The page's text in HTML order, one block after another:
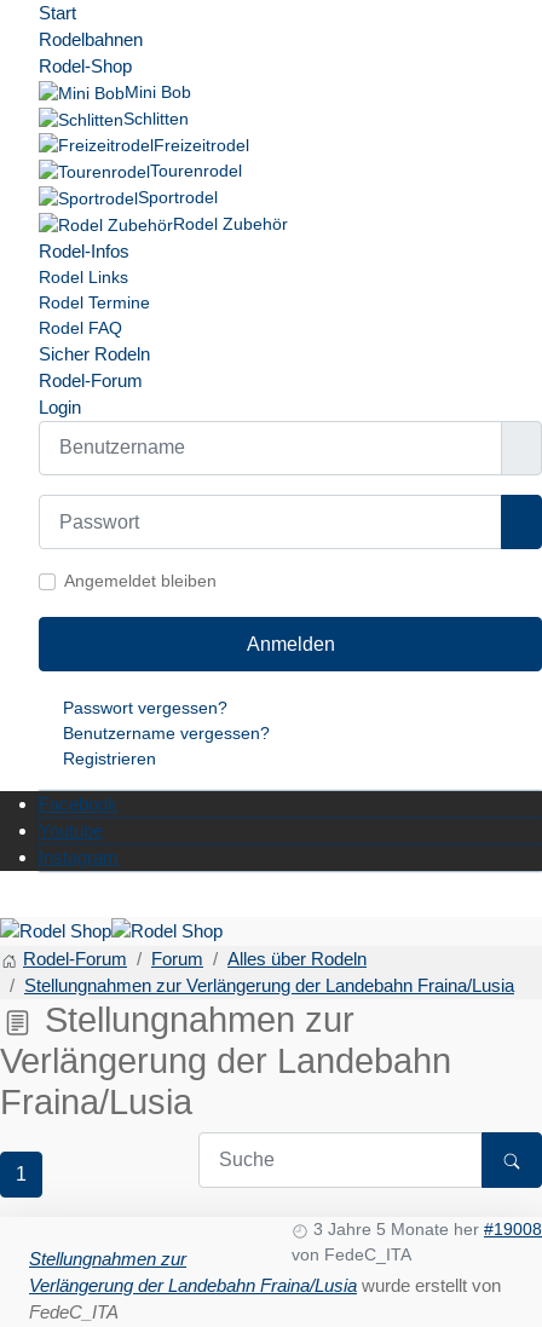
Start
Rodelbahnen
Rodel-Shop
Mini Bob
Schlitten
Freizeitrodel
Tourenrodel
Sportrodel
Rodel Zubehör
Rodel-Infos
Rodel Links
Rodel Termine
Rodel FAQ
Sicher Rodeln
Rodel-Forum
Login
Angemeldet bleiben
Anmelden
Passwort vergessen?
Benutzername vergessen?
Registrieren
Facebook
Youtube
Instagram
Rodel-Forum Forum
Alles über Rodeln
Stellungnahmen zur Verlängerung der Landebahn Fraina/Lusia
Stellungnahmen zur
Verlängerung der Landebahn
Fraina/Lusia
1
3 Jahre 5 Monate her #19008
von FedeC_ITA
Stellungnahmen zur
Verlängerung der Landebahn Fraina/Lusia wurde erstellt von
FedeC_ITA